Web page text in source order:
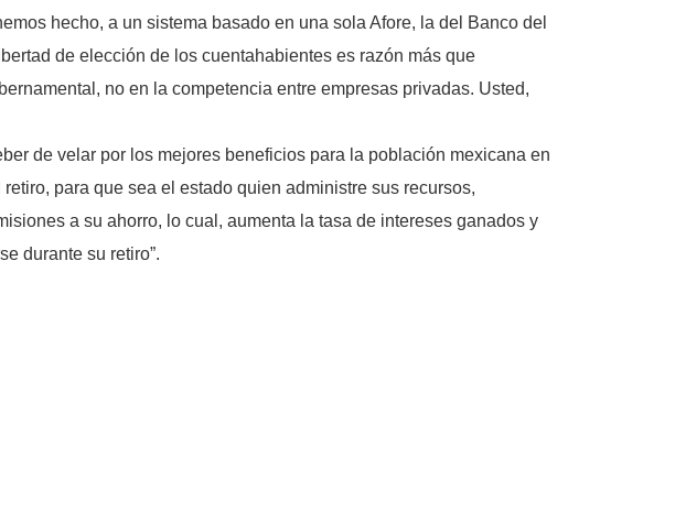
hecho, a un sistema basado en una sola Afore, la del Banco del
de elección de los cuentahabientes es razón más que
no en la competencia entre empresas privadas. Usted,
de velar por los mejores beneficios para la población mexicana en
para que sea el estado quien administre sus recursos,
a su ahorro, lo cual, aumenta la tasa de intereses ganados y
durante su retiro”.